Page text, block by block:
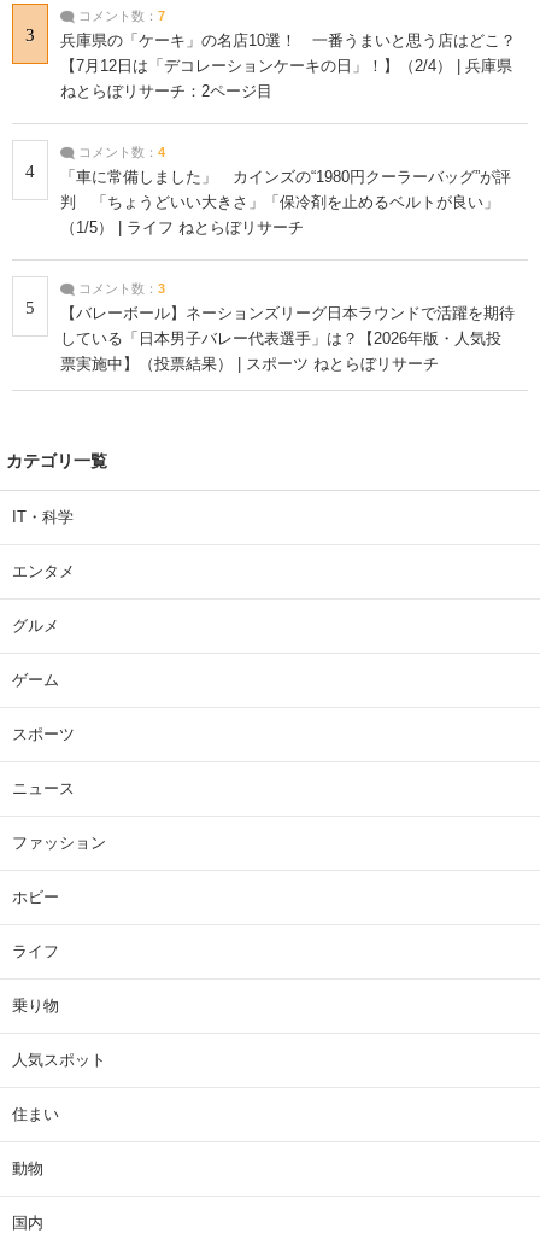
3
コメント数： 7
兵庫県の「ケーキ」の名店10選！ 一番うまいと思う店はどこ？
【7月12日は「デコレーションケーキの日」！】（2/4） | 兵庫県
ねとらぼリサーチ：2ページ目
4
コメント数： 4
「車に常備しました」 カインズの“1980円クーラーバッグ”が評
判 「ちょうどいい大きさ」「保冷剤を止めるベルトが良い」
（1/5） | ライフ ねとらぼリサーチ
5
コメント数： 3
【バレーボール】ネーションズリーグ日本ラウンドで活躍を期待
している「日本男子バレー代表選手」は？【2026年版・人気投
票実施中】（投票結果） | スポーツ ねとらぼリサーチ
カテゴリ一覧
IT・科学
エンタメ
グルメ
ゲーム
スポーツ
ニュース
ファッション
ホビー
ライフ
乗り物
人気スポット
住まい
動物
国内